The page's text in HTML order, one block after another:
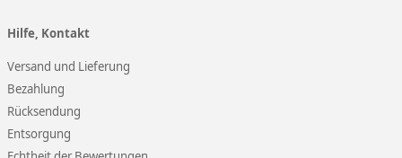
Hilfe, Kontakt
Versand und Lieferung
Bezahlung
Rücksendung
Entsorgung